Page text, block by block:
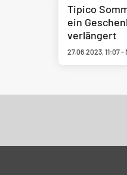
Tipico
ein
verlängert
27.06.2023,11:07-